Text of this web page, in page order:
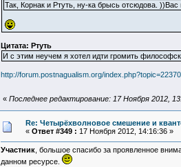
Так, Корнак и Ртуть, ну-ка брысь отсюдова.
Цитата: Ртуть
И с этим неучем я хотел идти громить
http://forum.postnagualism.org/
« Последнее редактирование: 17 Ноября 2012,
Re: Четырёхволновое смешение и
« Ответ #349 : 17 Ноября 2012, 14:16:36 »
Участник, большое спасибо за проявленное
данном ресурсе.